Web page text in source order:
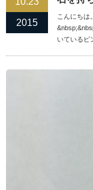
2015
こんにちは
いているピ